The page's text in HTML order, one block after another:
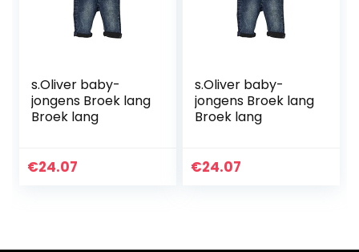
s.Oliver baby-
jongens Broek lang
Broek lang
€24.07
s.Oliver baby-
jongens Broek lang
Broek lang
€24.07